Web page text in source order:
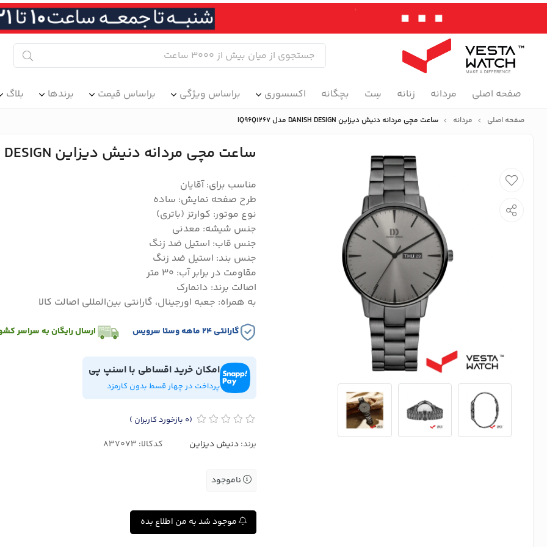
صفحه اصلی مردانه زنانه سِت بچگانه اکسسوری براساس ویژگی براساس قیمت برندها بلاگ
صفحه اصلی مردانه ساعت مچی مردانه دنیش دیزاین DANISH DESIGN مدل IQ96Q1267
ساعت مچی مردانه دنیش دیزاین DANISH DESIGN مدل IQ96Q1267
مناسب برای: آقایان
طرح صفحه نمایش: ساده
نوع موتور: کوارتز (باتری)
جنس شیشه: معدنی
جنس قاب: استیل ضد زنگ
جنس بند: استیل ضد زنگ
مقاومت در برابر آب: 30 متر
اصالت برند: دانمارک
به همراه: جعبه اورجینال، گارانتی بین‌المللی اصالت کالا
گارانتی ۲۴ ماهه وستا سرویس ارسال رایگان به سراسر
امکان خرید اقساطی با اسنپ پی
پرداخت در چهار قسط بدون کارمزد
(0 بازخورد کاربران )
برند:دنیش دیزاین کدکالا:
ناموجود
موجود شد به من اطلاع بده